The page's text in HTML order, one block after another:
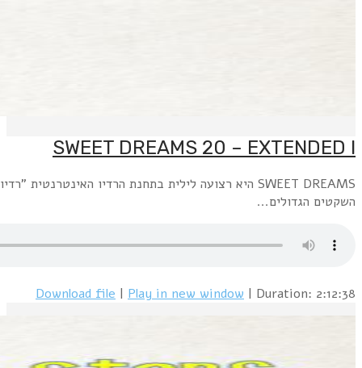
SWEET DREAMS היא רצועה לילית בתחנת הרדיו האינטרנטית "רדיו פלוס" www.radioplus.co.ilראשון + רביעי, חצות עד 6 בבוקר: השירים השקטים הגדולים משנות השבעים.שני+חמישי, חצות עד 6 בבוקר: השירים